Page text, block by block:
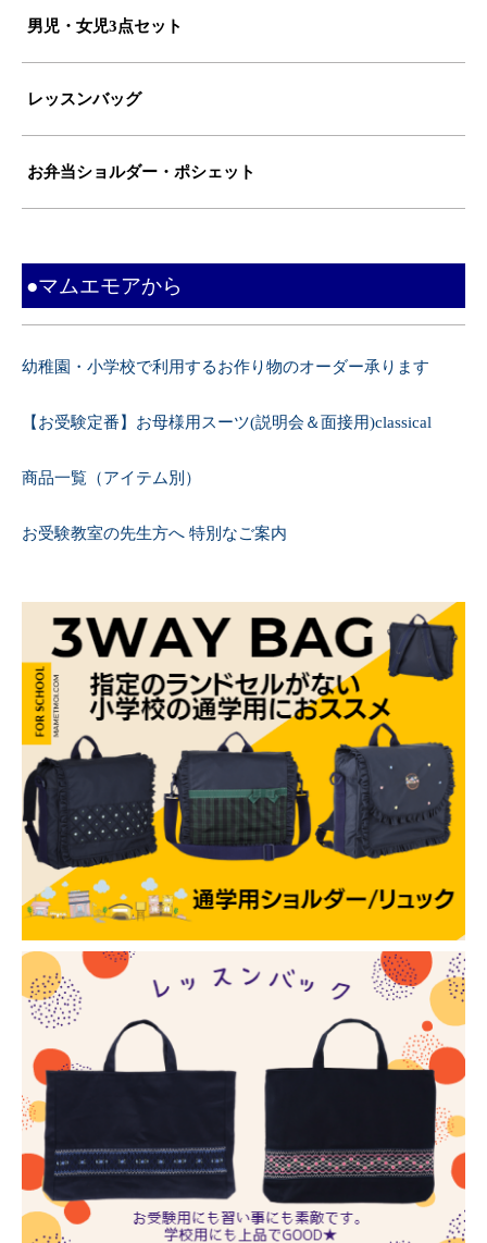
男児・女児3点セット
レッスンバッグ
お弁当ショルダー・ポシェット
●マムエモアから
幼稚園・小学校で利用するお作り物のオーダー承ります
【お受験定番】お母様用スーツ(説明会＆面接用)classical
商品一覧（アイテム別）
お受験教室の先生方へ 特別なご案内